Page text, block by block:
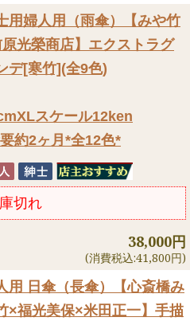
用婦人用（雨傘）
【みや竹
光榮商店】エクストラグ
デ[寒竹](全9色)
スケール12ken
約2ヶ月*全12色*
切れ
38,000円
(消費税込:41,800円)
用 日傘（長傘）
【心斎橋み
×福光美保×米田正一】手描